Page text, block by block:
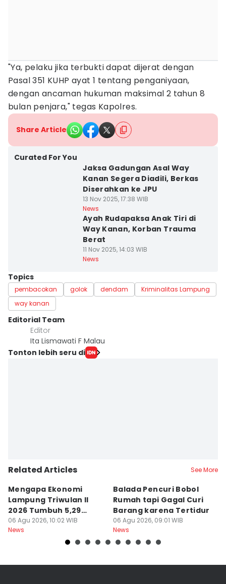
"Ya, pelaku jika terbukti dapat dijerat dengan
Pasal 351 KUHP ayat 1 tentang penganiyaan,
dengan ancaman hukuman maksimal 2 tahun 8
bulan penjara," tegas Kapolres.
Share Article
Curated For You
Jaksa Gadungan Asal Way
Kanan Segera Diadili, Berkas
Diserahkan ke JPU
13 Nov 2025, 17:38 WIB
News
Ayah Rudapaksa Anak Tiri di
Way Kanan, Korban Trauma
Berat
11 Nov 2025, 14:03 WIB
News
Topics
pembacokan golok dendam
Kriminalitas Lampung
way kanan
Editorial Team
Editor
Ita Lismawati F Malau
Tonton lebih seru di
Related Articles See More
Mengapa Ekonomi
Lampung Triwulan II
2026 Tumbuh 5,29
Persen?
06 Agu 2026, 10:02 WIB
News
Balada Pencuri Bobol
Rumah tapi Gagal Curi
Barang karena Tertidur
06 Agu 2026, 09:01 WIB
News